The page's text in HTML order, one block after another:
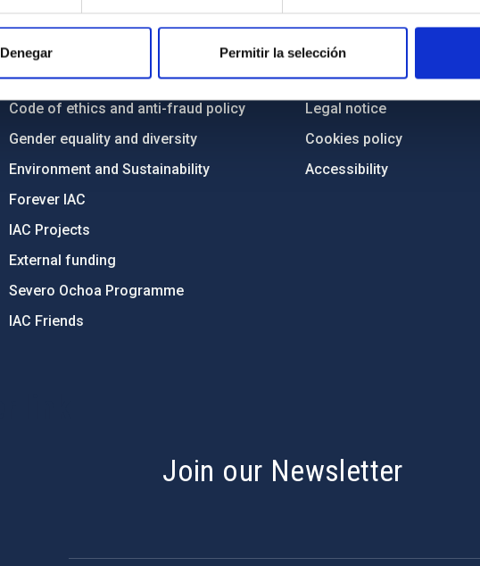
Denegar Permitir la selección
ABOUT THE IAC
Legislation
Transparency
Code of ethics and anti-fraud policy
Gender equality and diversity
Environment and Sustainability
Forever IAC
IAC Projects
External funding
Severo Ochoa Programme
IAC Friends
IAC PORTAL
Sitemap
Privacy policy
Legal notice
Cookies policy
Accessibility
Join our Newsletter